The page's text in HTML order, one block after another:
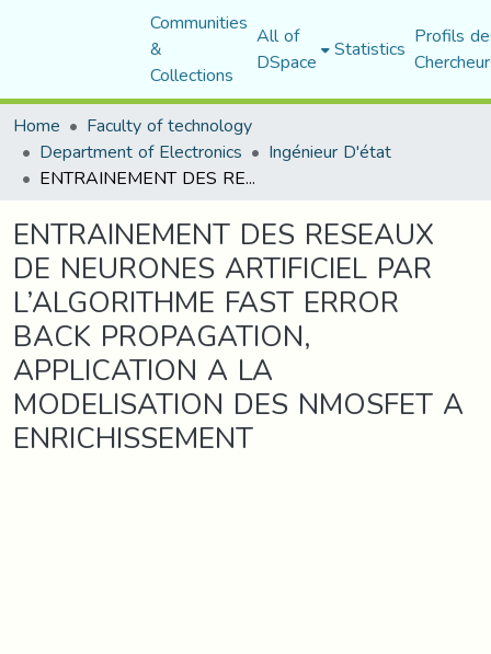
Communities
&
Collections
All of
DSpace Statistics Profils
Home
Faculty of technology
Department of Electronics Ingénieur D'état
ENTRAINEMENT DES RESEAUX DE NEURONES ARTIFICIEL PAR L’ALGORITHME FAST ERROR BACK PROPAGATION, APPLICATION A LA MODELISATION DES NMOSFET A ENRICHISSEMENT
ENTRAINEMENT DES RESEAUX
DE NEURONES ARTIFICIEL PAR
L’ALGORITHME FAST ERROR
BACK PROPAGATION,
APPLICATION A LA
MODELISATION DES NMOSFET A
ENRICHISSEMENT